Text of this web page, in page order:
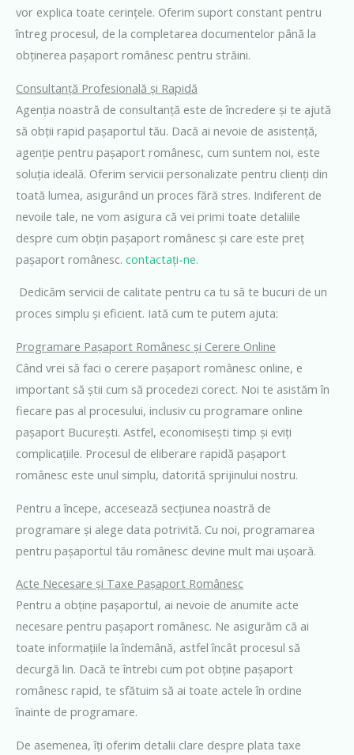
vor explica toate cerințele. Oferim suport constant pentru
întreg procesul, de la completarea documentelor până la
obținerea pașaport românesc pentru străini.
Consultanță Profesională și Rapidă
Agenția noastră de consultanță este de încredere și te ajută
să obții rapid pașaportul tău. Dacă ai nevoie de asistență,
agenție pentru pașaport românesc, cum suntem noi, este
soluția ideală. Oferim servicii personalizate pentru clienți din
toată lumea, asigurând un proces fără stres. Indiferent de
nevoile tale, ne vom asigura că vei primi toate detaliile
despre cum obțin pașaport românesc și care este preț
pașaport românesc. contactați-ne.
Dedicăm servicii de calitate pentru ca tu să te bucuri de un
proces simplu și eficient. Iată cum te putem ajuta:
Programare Pașaport Românesc și Cerere Online
Când vrei să faci o cerere pașaport românesc online, e
important să știi cum să procedezi corect. Noi te asistăm în
fiecare pas al procesului, inclusiv cu programare online
pașaport București. Astfel, economisești timp și eviți
complicațiile. Procesul de eliberare rapidă pașaport
românesc este unul simplu, datorită sprijinului nostru.
Pentru a începe, accesează secțiunea noastră de
programare și alege data potrivită. Cu noi, programarea
pentru pașaportul tău românesc devine mult mai ușoară.
Acte Necesare și Taxe Pașaport Românesc
Pentru a obține pașaportul, ai nevoie de anumite acte
necesare pentru pașaport românesc. Ne asigurăm că ai
toate informațiile la îndemână, astfel încât procesul să
decurgă lin. Dacă te întrebi cum pot obține pașaport
românesc rapid, te sfătuim să ai toate actele în ordine
înainte de programare.
De asemenea, îți oferim detalii clare despre plata taxe